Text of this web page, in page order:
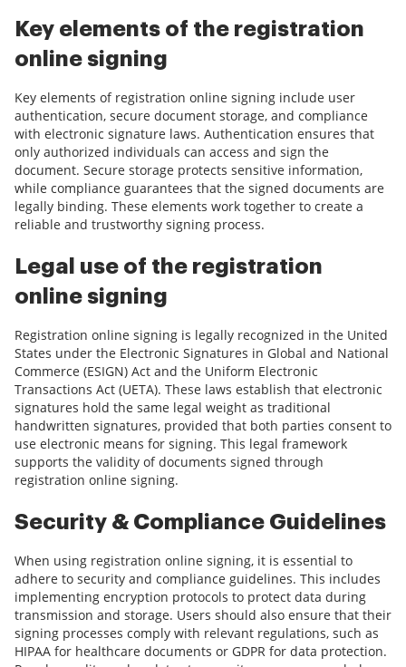
Key elements of the registration
online signing
Key elements of registration online signing include user
authentication, secure document storage, and compliance
with electronic signature laws. Authentication ensures that
only authorized individuals can access and sign the
document. Secure storage protects sensitive information,
while compliance guarantees that the signed documents are
legally binding. These elements work together to create a
reliable and trustworthy signing process.
Legal use of the registration
online signing
Registration online signing is legally recognized in the United
States under the Electronic Signatures in Global and National
Commerce (ESIGN) Act and the Uniform Electronic
Transactions Act (UETA). These laws establish that electronic
signatures hold the same legal weight as traditional
handwritten signatures, provided that both parties consent to
use electronic means for signing. This legal framework
supports the validity of documents signed through
registration online signing.
Security & Compliance Guidelines
When using registration online signing, it is essential to
adhere to security and compliance guidelines. This includes
implementing encryption protocols to protect data during
transmission and storage. Users should also ensure that their
signing processes comply with relevant regulations, such as
HIPAA for healthcare documents or GDPR for data protection.